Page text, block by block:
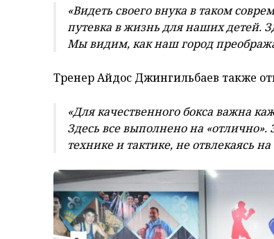
«Видеть своего внука в таком
путевка в жизнь для наших детей.
Мы видим, как наш город
Тренер Айдос Джингильбаев также
«Для качественного бокса важна
Здесь все выполнено на «отлично».
технике и тактике, не отвлекаясь